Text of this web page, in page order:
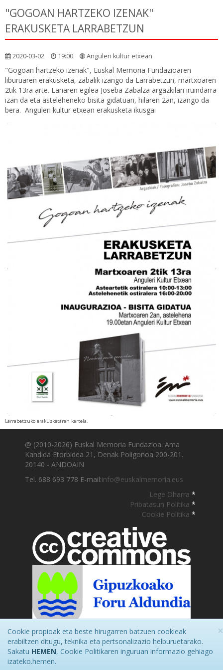
×
Cookie propioak eta beste hirugarren batzuen cookieak
erabiltzen ditugu, teknika eta pertsonalizazio helburuetarako.
Sakatu HEMEN, Cookie Politikaren inguruan informazio gehiago
izateko.hemen.
"GOGOAN HARTZEKO IZENAK"
ERAKUSKETA LARRABETZUN
2020-03-02 19:00 Anguleri kultur etxean
"Gogoan hartzeko izenak", Euskal Memoria Fundazioaren
liburuaren erakusketa, zabalik izango da Larrabetzun, martxoaren
2tik 13ra arte. Lanaren egilea Joseba Zabalza argazkilari iruindarra
izan da eta asteleheneko bisita gidatuan, hilaren 2an, izango da
bera. Anguleri kultur etxean erakusketa ikusgai
Larrabetzuko erakusketaren kartela.
@ (2010-2026) Euskal Memoria Fundazioa. Ama
Kandida Etorbidea 21, Denak Poligonoa 200-201.
20140 - ANDOAIN
Tel. 688 693 778 E-mail:info@euskalmemoria.eus
Lege Oharra *
Pribatasun Politika *
Cookie Politika *